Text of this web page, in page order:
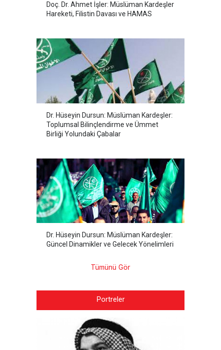
Doç. Dr. Ahmet İşler: Müslüman Kardeşler
Hareketi, Filistin Davası ve HAMAS
Dr. Hüseyin Dursun: Müslüman Kardeşler:
Toplumsal Bilinçlendirme ve Ümmet
Birliği Yolundaki Çabalar
Dr. Hüseyin Dursun: Müslüman Kardeşler:
Güncel Dinamikler ve Gelecek Yönelimleri
Tümünü Gör
Portreler